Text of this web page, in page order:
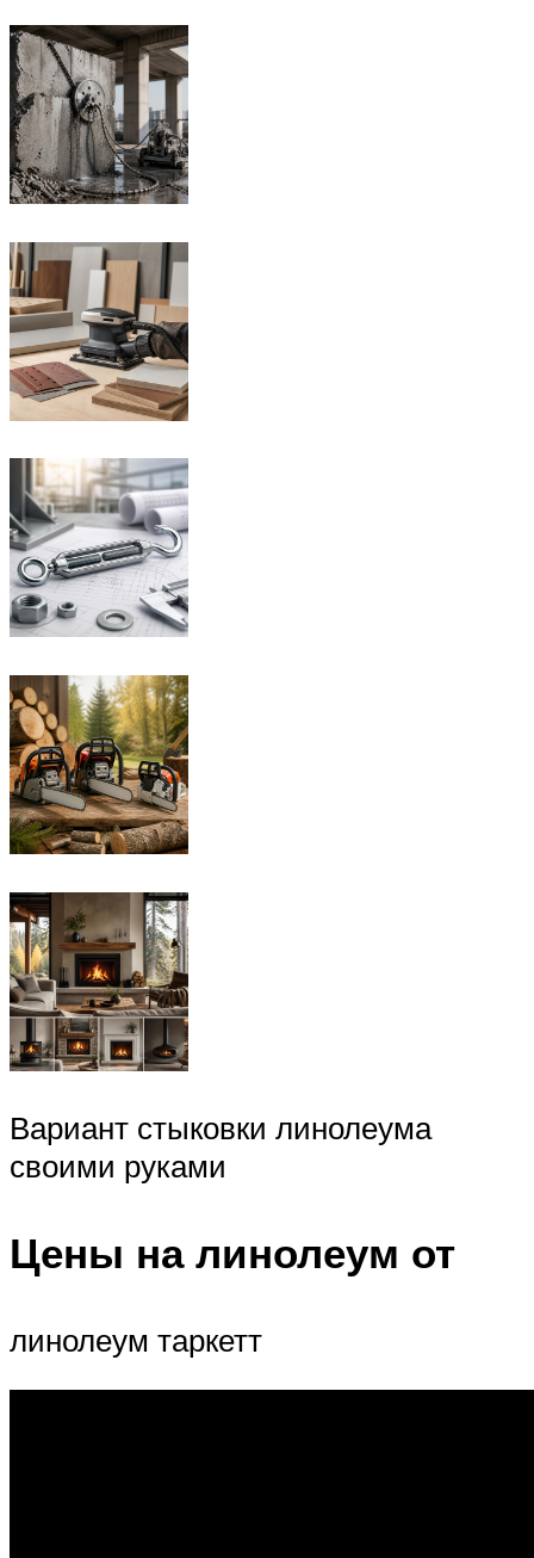
Вариант стыковки линолеума
своими руками
Цены на линолеум от
линолеум таркетт